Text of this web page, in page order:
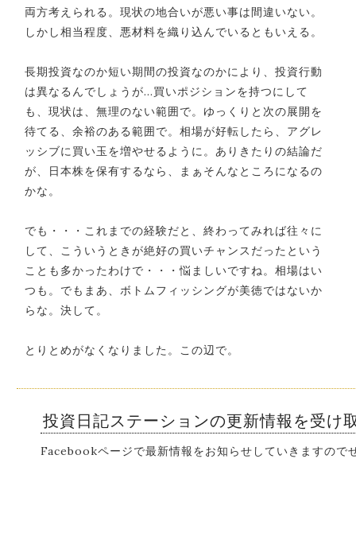
両方考えられる。現状の地合いが悪い事は間違いない。
しかし相当程度、悪材料を織り込んでいるともいえる。
長期投資なのか短い期間の投資なのかにより、投資行動
は異なるんでしょうが…買いポジションを持つにして
も、現状は、無理のない範囲で。ゆっくりと次の展開を
待てる、余裕のある範囲で。相場が好転したら、アグレ
ッシブに買い玉を増やせるように。ありきたりの結論だ
が、日本株を保有するなら、まぁそんなところになるの
かな。
でも・・・これまでの経験だと、終わってみれば往々に
して、こういうときが絶好の買いチャンスだったという
ことも多かったわけで・・・悩ましいですね。相場はい
つも。でもまあ、ボトムフィッシングが美徳ではないか
らな。決して。
とりとめがなくなりました。この辺で。
投資日記ステーションの更新情報を受け
Facebookページで最新情報をお知らせしていきますので